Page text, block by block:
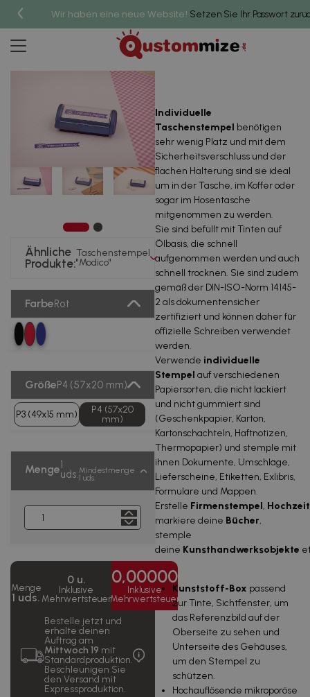
Wir haben eine neue Website! Setzen Sie Ihr Passwort
Taschenstempel "Modico"
Ähnliche
Produkte:
Taschenstempel
"Modico"
FarbeRot
GrößeP4 (57x20 mm)
P3 (49x15 mm)
P4 (57x20
mm)
Menge1
uds.Mindestmenge
1 uds.
Menge
1 uds.
0 u.
Inklusive
Mehrwertsteuer
0,00000
Inklusive
Mehrwertsteuer
Bestelle jetzt und
erhalte deinen
Auftrag am
Mittwoch 19 mit
Standardproduktion.
Beschleunigen Sie
den Versand mit
Expressproduktion.
Individuelle
Taschenstempel benötigen
sehr wenig Platz und mit dem
Sicherheitsverschluss und der
flachen Halterung sind sie ideal
um in der Tasche, im Koffer oder
sogar im Hosentasche
mitgenommen zu werden.
Sie sind befüllt mit Tinten auf
Ölbasis, die schnell
aufgenommen werden und auch
schnell trocknen. Sie sind zudem
gemäß der DIN-ISO-Norm 14145-
2 als dokumentensicher
zertifiziert und können daher für
offizielle Schreiben verwendet
werden.
Verwende individuelle
Stempel auf verschiedenen
Papiersorten, die nicht lackiert
und nicht gummiert sind
(Geschenkpapier, Karton,
Kartonschachteln, Haftnotizen,
Thermopapier) und stemple mit
ihnen Dokumente, Umschläge,
Lieferscheine, Etiketten, Exlibris,
Formulare und Mappen.
Erstelle Firmenstempel,
markiere deine Bücher,
stemple
deine Kunsthandwerksobjekte
Kunststoff-Box passend
zur Tinte, Sichtfenster, um
das Referenzbild auf der
Oberseite zu sehen und
Unterseite des Gehäuses,
um den Stempel zu
schützen.
Hochauflösende mikroporöse